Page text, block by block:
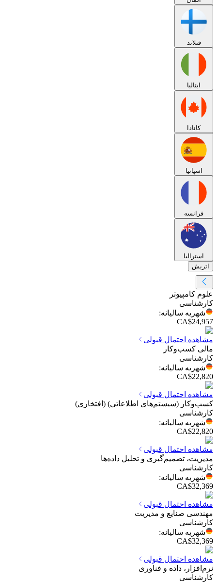
فنلاند
ایتالیا
کانادا
اسپانیا
فرانسه
استرالیا
اتریش
علوم کامپیوتر
کارشناسی
شهریه سالیانه:
CA$24,957
مشاهده احتمال قبولی
مالی کسب‌وکار
کارشناسی
شهریه سالیانه:
CA$22,820
مشاهده احتمال قبولی
کسب‌وکار (سیستم‌های اطلاعاتی) (افتخاری)
کارشناسی
شهریه سالیانه:
CA$22,820
مشاهده احتمال قبولی
مدیریت، تصمیم‌گیری و تحلیل داده‌ها
کارشناسی
شهریه سالیانه:
CA$32,369
مشاهده احتمال قبولی
مهندسی صنایع و مدیریت
کارشناسی
شهریه سالیانه:
CA$32,369
مشاهده احتمال قبولی
نرم‌افزار، داده و فناوری
کارشناسی